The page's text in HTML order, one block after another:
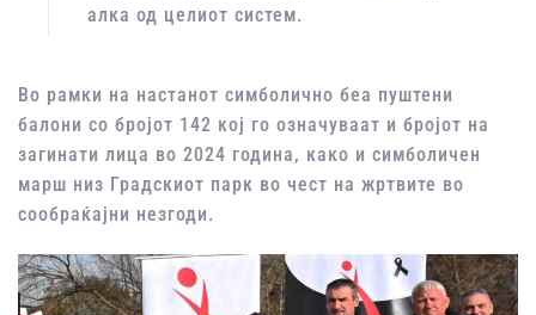
алка од целиот систем.
Во рамки на настанот симболично беа пуштени
балони со бројот 142 кој го означуваат и бројот на
загинати лица во 2024 година, како и симболичен
марш низ Градскиот парк во чест на жртвите во
сообраќајни незгоди.